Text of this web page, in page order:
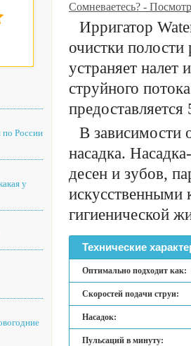
России
у
Сомневаетесь? -
Ирригатор
очистки
устраняет
струйного
В зависимости
насадка.
десен и зубов,
искусственными
гигиенической
Технические
Оптимально подходит как:
Скоростей подачи струи:
Насадок:
Пульсаций в минуту: